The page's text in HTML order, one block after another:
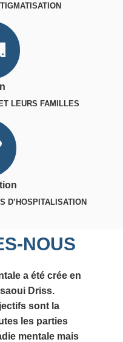
LEURS FAMILLES
D’HOSPITALISATION
NOUS
a été crée en
Driss.
sont la
les parties
mentale mais